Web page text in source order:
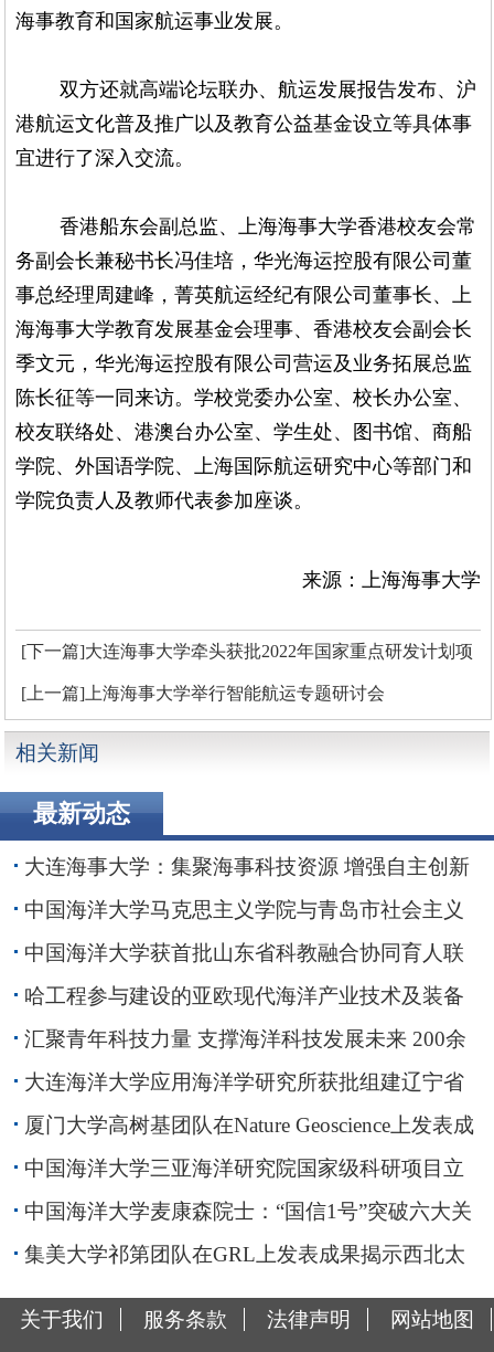
海事教育和国家航运事业发展。
双方还就高端论坛联办、航运发展报告发布、沪
港航运文化普及推广以及教育公益基金设立等具体事
宜进行了深入交流。
香港船东会副总监、上海海事大学香港校友会常
务副会长兼秘书长冯佳培，华光海运控股有限公司董
事总经理周建峰，菁英航运经纪有限公司董事长、上
海海事大学教育发展基金会理事、香港校友会副会长
季文元，华光海运控股有限公司营运及业务拓展总监
陈长征等一同来访。学校党委办公室、校长办公室、
校友联络处、港澳台办公室、学生处、图书馆、商船
学院、外国语学院、上海国际航运研究中心等部门和
学院负责人及教师代表参加座谈。
来源：上海海事大学
[下一篇]大连海事大学牵头获批2022年国家重点研发计划项
目[上一篇]上海海事大学举行智能航运专题研讨会
相关新闻
最新动态
大连海事大学：集聚海事科技资源 增强自主创新
能力
中国海洋大学马克思主义学院与青岛市社会主义
学院、海洋发展研究院与青岛市经济发展研究院战
中国海洋大学获首批山东省科教融合协同育人联
合体立项建设
哈工程参与建设的亚欧现代海洋产业技术及装备
研究院启动
汇聚青年科技力量 支撑海洋科技发展未来 200余
位学者共聚推动海洋命运共同体建设
大连海洋大学应用海洋学研究所获批组建辽宁省
海洋实时预警重点实验室、共建高分辨率对地观测
厦门大学高树基团队在Nature Geoscience上发表成
果揭示海洋生物泵调控的碳、氮复合气候效应
中国海洋大学三亚海洋研究院国家级科研项目立
项取得重大突破
中国海洋大学麦康森院士：“国信1号”突破六大关
键技术！
集美大学祁第团队在GRL上发表成果揭示西北太
关于我们
服务条款 法律声明 网站地图